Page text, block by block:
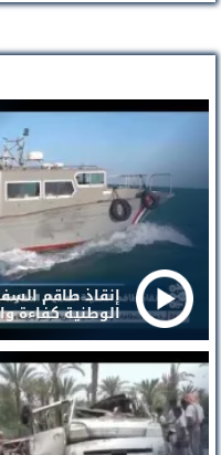
إنقاذ طاقم
الوطنية كفاءة